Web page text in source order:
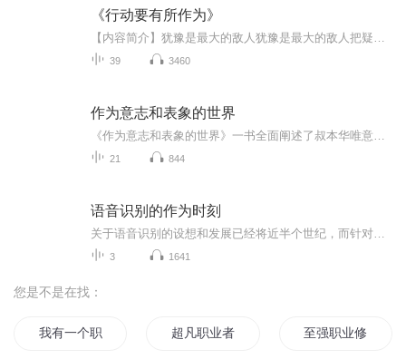
《行动要有所作为》
39 3460
作为意志和表象的世界
21 844
语音识别的作为时刻
3 1641
您是不是在找：
我有一个职业梦 超凡职业者 至强职业修行记